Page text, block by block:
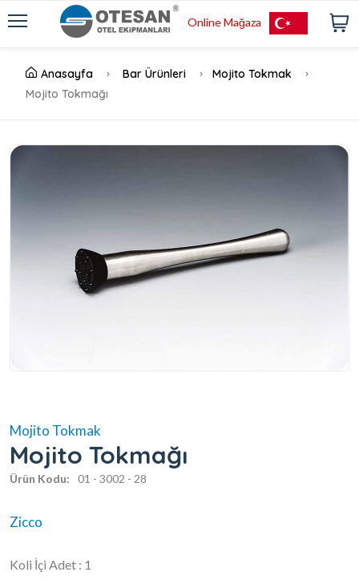
Online Mağaza
Anasayfa Bar Ürünleri
Mojito Tokmak
Mojito Tokmağı
Mojito Tokmak
Mojito Tokmağı
Ürün Kodu: 01 - 3002 - 28
Zicco
Koli İçi Adet : 1